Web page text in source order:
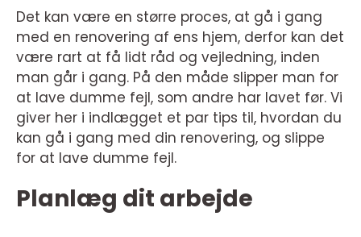
Det kan være en større proces, at gå i gang
med en renovering af ens hjem, derfor kan det
være rart at få lidt råd og vejledning, inden
man går i gang. På den måde slipper man for
at lave dumme fejl, som andre har lavet før. Vi
giver her i indlægget et par tips til, hvordan du
kan gå i gang med din renovering, og slippe
for at lave dumme fejl.
Planlæg dit arbejde